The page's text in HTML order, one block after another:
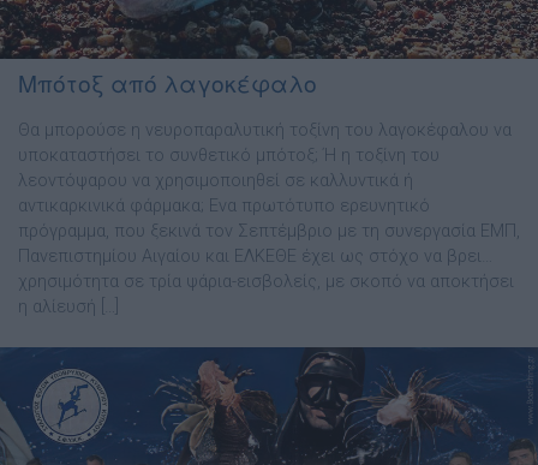
Μπότοξ από λαγοκέφαλο
Θα μπορούσε η νευροπαραλυτική τοξίνη του λαγοκέφαλου να
υποκαταστήσει το συνθετικό μπότοξ; Ή η τοξίνη του
λεοντόψαρου να χρησιμοποιηθεί σε καλλυντικά ή
αντικαρκινικά φάρμακα; Ενα πρωτότυπο ερευνητικό
πρόγραμμα, που ξεκινά τον Σεπτέμβριο με τη συνεργασία ΕΜΠ,
Πανεπιστημίου Αιγαίου και ΕΛΚΕΘΕ έχει ως στόχο να βρει…
χρησιμότητα σε τρία ψάρια-εισβολείς, με σκοπό να αποκτήσει
η αλίευσή […]